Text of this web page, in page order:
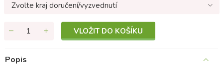
Zvolte kraj doručení/vyzvednutí
VLOŽIT DO KOŠÍKU
Popis